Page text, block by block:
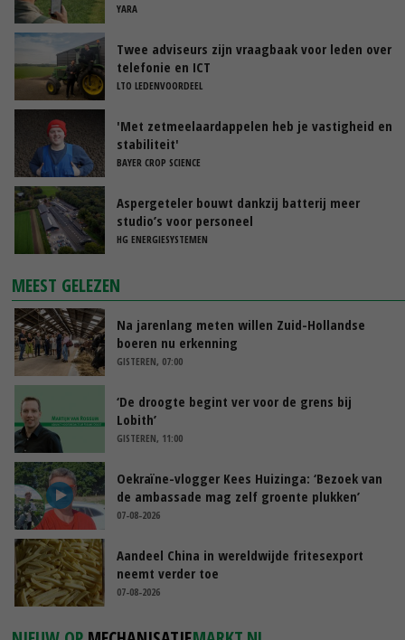
YARA
Twee adviseurs zijn vraagbaak voor leden over
telefonie en ICT
LTO LEDENVOORDEEL
'Met zetmeelaardappelen heb je vastigheid en
stabiliteit'
BAYER CROP SCIENCE
Aspergeteler bouwt dankzij batterij meer
studio’s voor personeel
HG ENERGIESYSTEMEN
MEEST GELEZEN
Na jarenlang meten willen Zuid-Hollandse
boeren nu erkenning
GISTEREN, 07:00
‘De droogte begint ver voor de grens bij
Lobith’
GISTEREN, 11:00
Oekraïne-vlogger Kees Huizinga: ‘Bezoek van
de ambassade mag zelf groente plukken’
07-08-2026
Aandeel China in wereldwijde fritesexport
neemt verder toe
07-08-2026